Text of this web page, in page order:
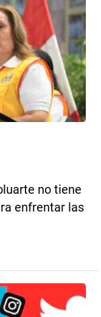
no tiene
enfrentar las